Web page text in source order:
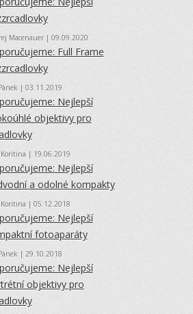
Macenauer| 09.09.2020
Full Frame
| 03.11.2019
Nejlepší
objektivy pro
| 19.06.2019
Nejlepší
a odolné kompakty
| 05.12.2018
Nejlepší
fotoaparáty
| 29.10.2018
Nejlepší
objektivy pro